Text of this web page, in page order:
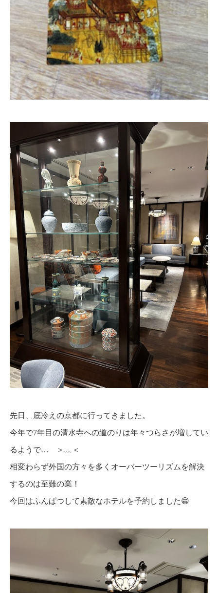
先日、底冷えの京都に行ってきました。
今年で7年目の清水寺への道のりは年々つらさが増してい
るようで… ＞﹏＜
相変わらず外国の方々を多くオーバーツーリズムを解決
するのは至難の業！
今回はふんぱつして素敵なホテルを予約しました😁